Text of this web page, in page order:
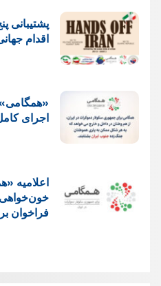
پشتيبانی
اقدام
اجرای
اعلامیه
فراخوان